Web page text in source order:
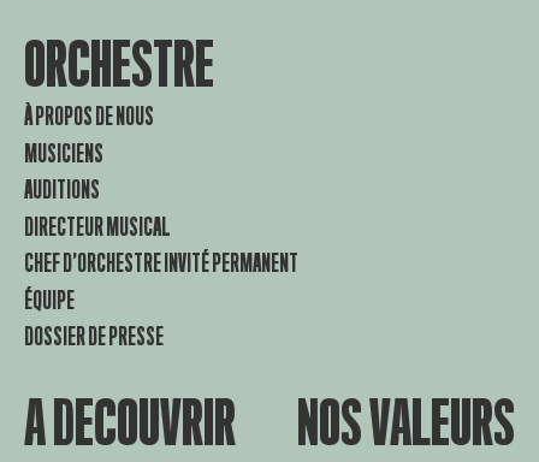
ORCHESTRE
À PROPOS DE NOUS
MUSICIENS
AUDITIONS
DIRECTEUR MUSICAL
CHEF D’ORCHESTRE INVITÉ PERMANENT
ÉQUIPE
DOSSIER DE PRESSE
A DECOUVRIR NOS VALEURS